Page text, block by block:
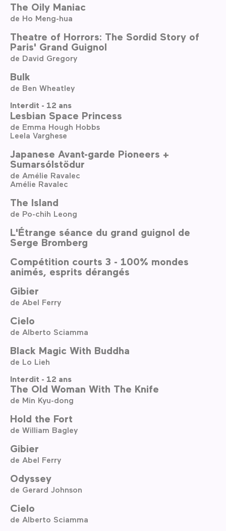
The Oily Maniac
de Ho Meng-hua
Theatre of Horrors: The Sordid Story of
Paris' Grand Guignol
de David Gregory
Bulk
de Ben Wheatley
Interdit - 12 ans
Lesbian Space Princess
de Emma Hough Hobbs
Leela Varghese
Japanese Avant-garde Pioneers +
Sumarsólstödur
de Amélie Ravalec
Amélie Ravalec
The Island
de Po-chih Leong
L'Étrange séance du grand guignol de
Serge Bromberg
Compétition courts 3 - 100% mondes
animés, esprits dérangés
Gibier
de Abel Ferry
Cielo
de Alberto Sciamma
Black Magic With Buddha
de Lo Lieh
Interdit - 12 ans
The Old Woman With The Knife
de Min Kyu-dong
Hold the Fort
de William Bagley
Gibier
de Abel Ferry
Odyssey
de Gerard Johnson
Cielo
de Alberto Sciamma